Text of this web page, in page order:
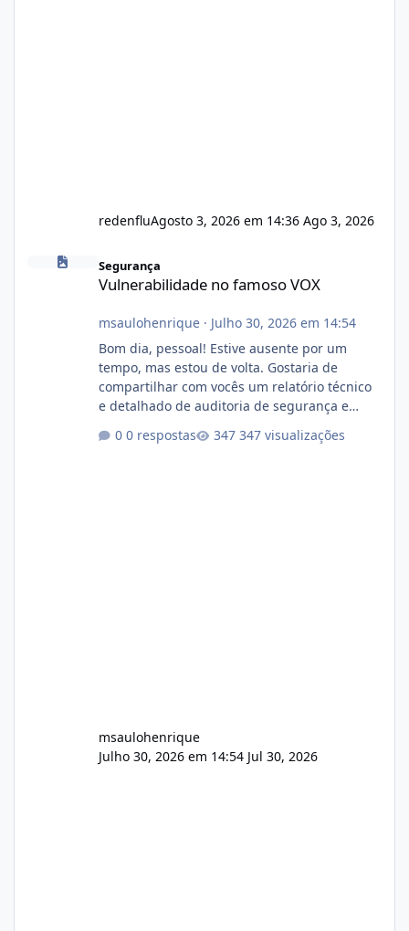
redenfluAgosto 3, 2026 em 14:36 Ago 3, 2026
Vulnerabilidade no famoso VOX
Segurança
Vulnerabilidade no famoso VOX
msaulohenrique· Julho 30, 2026 em 14:54
Bom dia, pessoal! Estive ausente por um
tempo, mas estou de volta. Gostaria de
compartilhar com vocês um relatório técnico
e detalhado de auditoria de segurança e
atualmente em circulação e comercialização
0 respostas 347 visualizações
msaulohenrique
Julho 30, 2026 em 14:54 Jul 30, 2026